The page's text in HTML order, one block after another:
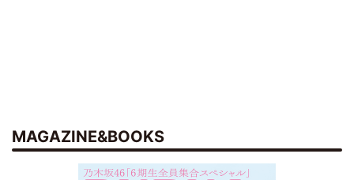
MAGAZINE&BOOKS